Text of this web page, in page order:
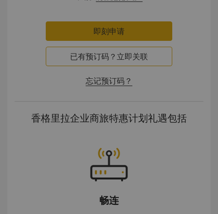
即刻申请
已有预订码？立即关联
忘记预订码？
香格里拉企业商旅特惠计划礼遇包括
畅连